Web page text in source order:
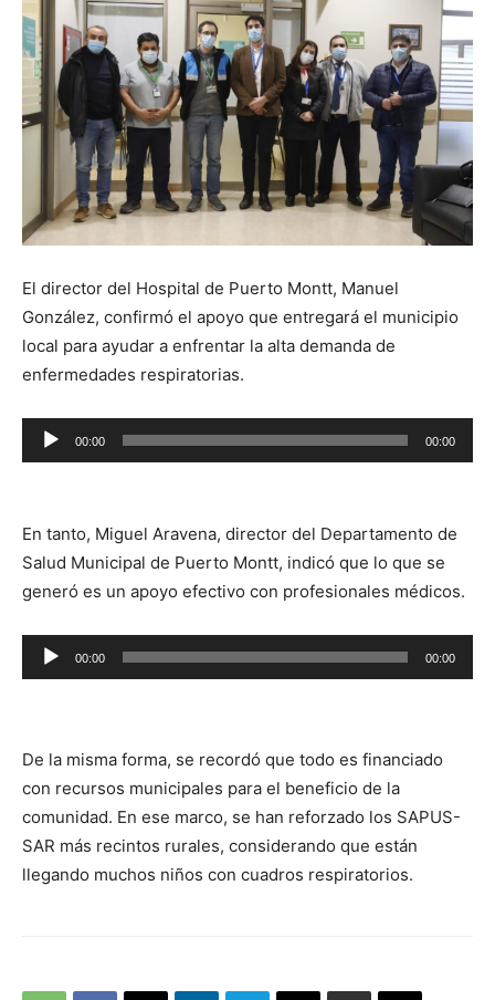
El director del Hospital de Puerto Montt, Manuel
González, confirmó el apoyo que entregará el municipio
local para ayudar a enfrentar la alta demanda de
enfermedades respiratorias.
Reproductor
de
00:00 00:00
En tanto, Miguel Aravena, director del Departamento de
Salud Municipal de Puerto Montt, indicó que lo que se
generó es un apoyo efectivo con profesionales médicos.
Reproductor
de
00:00 00:00
De la misma forma, se recordó que todo es financiado
con recursos municipales para el beneficio de la
comunidad. En ese marco, se han reforzado los SAPUS-
SAR más recintos rurales, considerando que están
llegando muchos niños con cuadros respiratorios.